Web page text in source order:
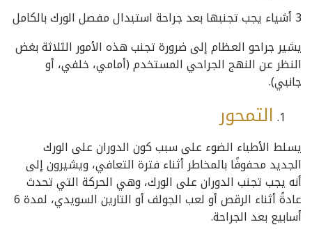
3 أشياء يجب تجنبها بعد جراحة استبدال مفصل الورك بالكامل
يشير جراحو العظام إلى ضرورة تجنب هذه الأمور الثلاثة بغض
النظر عن النهج الجراحي المستخدم (أمامي، خلفي، أو
جانبي).
التمحور
يسلط الأطباء الضوء على سبب كون الدوران على الورك
الجديد محفوفًا بالمخاطر أثناء فترة التعافي، ويشيرون إلى
أنه يجب تجنب الدوران على الورك، وهي الحركة التي تحدث
عادةً أثناء الرقص أو لعب الجولف أو التارين السويدي، لمدة 6
أسابيع بعد الجراحة.